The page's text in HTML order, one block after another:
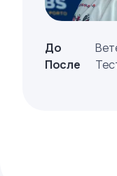
До
После